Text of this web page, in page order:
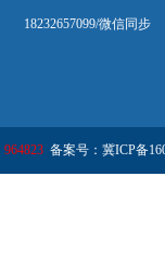
18232657099/微信同步
964823 备案号：冀ICP备